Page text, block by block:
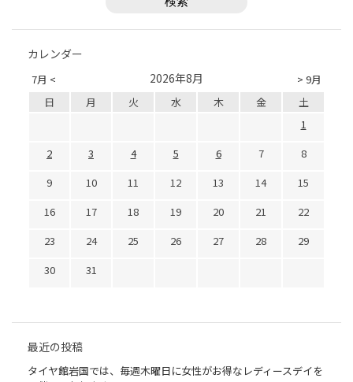
カレンダー
7月 < > 9月
2026年8月
日 月 火 水 木 金
土
1
2
3 4 5 6 7
8
9
10 11 12 13 14
15
16
17 18 19 20 21
22
23
24 25 26 27 28
29
30
31
最近の投稿
タイヤ館岩国では、毎週木曜日に女性がお得なレディースデイを